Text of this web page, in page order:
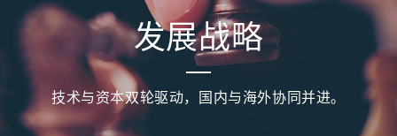
发展战略
技术与资本双轮驱动，国内与海外协同并进。